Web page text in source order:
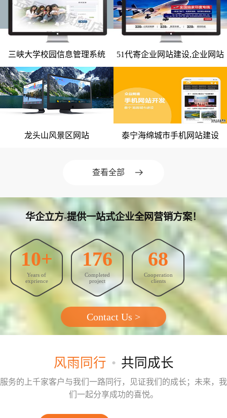
网站建设案例
微信小程序案例
竞价托管案例
网站优化案例
全网营销案例
全网营销
竞价托管
GEO优化
抖音代运营
外贸建站营销
三峡大学校园信息管理系统
51代寄企业网站建设,企业网站
整站开发
龙头山风景区网站
泰宁海绵城市手机网站建设
查看全部
华企立方-提供一站式企业全网营销方案！
10+
Years of
exprience
176
Completed
project
68
Cooperation
clients
Contact Us >
风雨同行 • 共同成长
服务的上千家客户与我们一路同行，见证我们的成长；未来，我
们一起分享成功的喜悦。